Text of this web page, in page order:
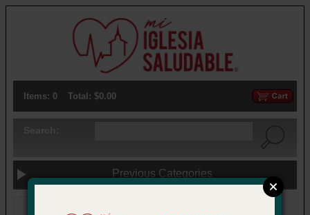
Items: 0 Total: $0.00
Previous Categories